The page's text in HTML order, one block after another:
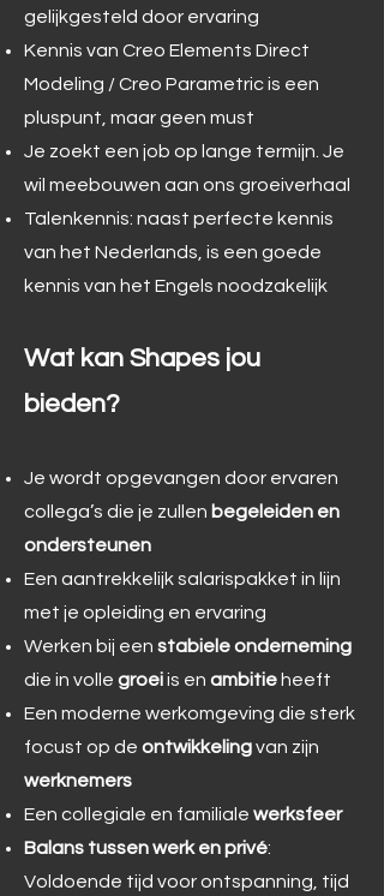
gelijkgesteld door ervaring
Kennis van Creo Elements Direct
Modeling / Creo Parametric is een
pluspunt, maar geen must
Je zoekt een job op lange termijn. Je
wil meebouwen aan ons groeiverhaal
Talenkennis: naast perfecte kennis
van het Nederlands, is een goede
kennis van het Engels noodzakelijk
Wat kan Shapes jou
bieden?
Je wordt opgevangen door ervaren
collega’s die je zullen begeleiden en
ondersteunen
Een aantrekkelijk salarispakket in lijn
met je opleiding en ervaring
Werken bij een stabiele onderneming
die in volle groeiis en ambitie heeft
Een moderne werkomgeving die sterk
focust op de ontwikkelingvan zijn
werknemers
Een collegiale en familiale werksfeer
Balans tussen werk en privé:
Voldoende tijd voor ontspanning, tijd